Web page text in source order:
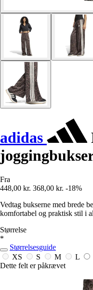
adidas
Fra
448,00 kr. 368,00 kr. -18%
Vedtag bukserne med brede
komfortabel og praktisk stil i
Størrelse
*
Størrelsesguide
XS
S M L
Dette felt er påkrævet